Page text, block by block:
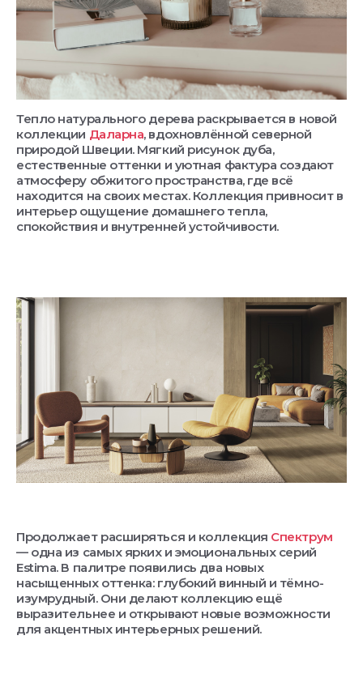
Тепло натурального дерева раскрывается в новой
коллекции Даларна, вдохновлённой северной
природой Швеции. Мягкий рисунок дуба,
естественные оттенки и уютная фактура создают
атмосферу обжитого пространства, где всё
находится на своих местах. Коллекция привносит в
интерьер ощущение домашнего тепла,
спокойствия и внутренней устойчивости.
Продолжает расширяться и коллекция Спектрум
— одна из самых ярких и эмоциональных серий
Estima. В палитре появились два новых
насыщенных оттенка: глубокий винный и тёмно-
изумрудный. Они делают коллекцию ещё
выразительнее и открывают новые возможности
для акцентных интерьерных решений.